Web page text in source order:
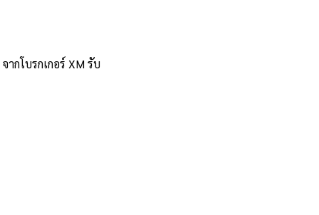
กโบรกเกอร์ XM รับ